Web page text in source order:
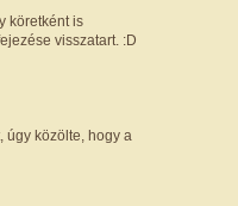
köretként is
visszatart. :D
úgy közölte, hogy a